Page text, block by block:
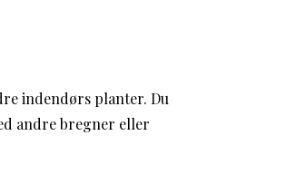
indendørs planter. Du
andre bregner eller